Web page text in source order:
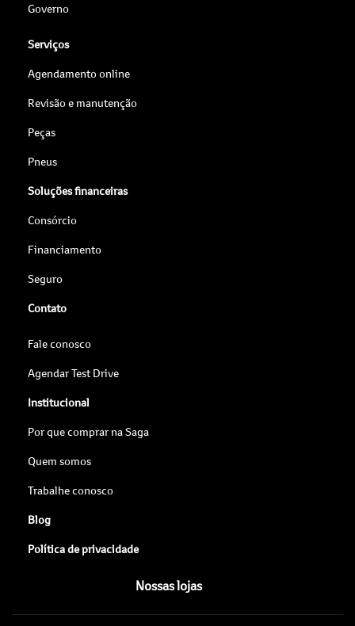
Governo
Serviços
Agendamento online
Revisão e manutenção
Peças
Pneus
Soluções financeiras
Consórcio
Financiamento
Seguro
Contato
Fale conosco
Agendar Test Drive
Institucional
Por que comprar na Saga
Quem somos
Trabalhe conosco
Blog
Política de privacidade
Nossas lojas